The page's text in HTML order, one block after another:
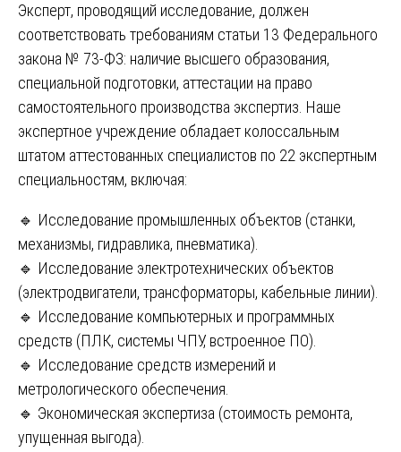
Эксперт, проводящий исследование, должен
соответствовать требованиям статьи 13 Федерального
закона № 73-ФЗ: наличие высшего образования,
специальной подготовки, аттестации на право
самостоятельного производства экспертиз. Наше
экспертное учреждение обладает колоссальным
штатом аттестованных специалистов по 22 экспертным
специальностям, включая:
🔹 Исследование промышленных объектов (станки,
механизмы, гидравлика, пневматика).
🔹 Исследование электротехнических объектов
(электродвигатели, трансформаторы, кабельные линии).
🔹 Исследование компьютерных и программных
средств (ПЛК, системы ЧПУ, встроенное ПО).
🔹 Исследование средств измерений и
метрологического обеспечения.
🔹 Экономическая экспертиза (стоимость ремонта,
упущенная выгода).